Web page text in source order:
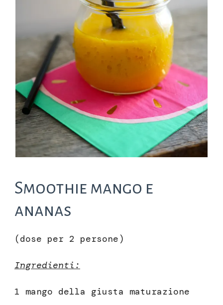
Smoothie mango e
ananas
(dose per 2 persone)
Ingredienti:
1 mango della giusta maturazione